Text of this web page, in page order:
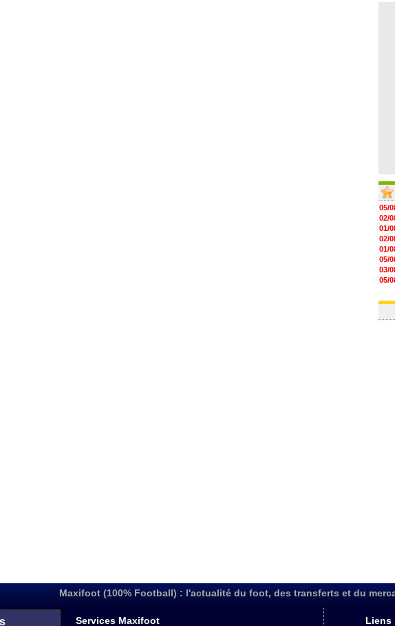
05/
02/
01/
02/
01/
05/
03/
05/
03/
Maxifoot (100% Football) : l'actualité du foot, des transferts et du
Services Maxifoot Liens